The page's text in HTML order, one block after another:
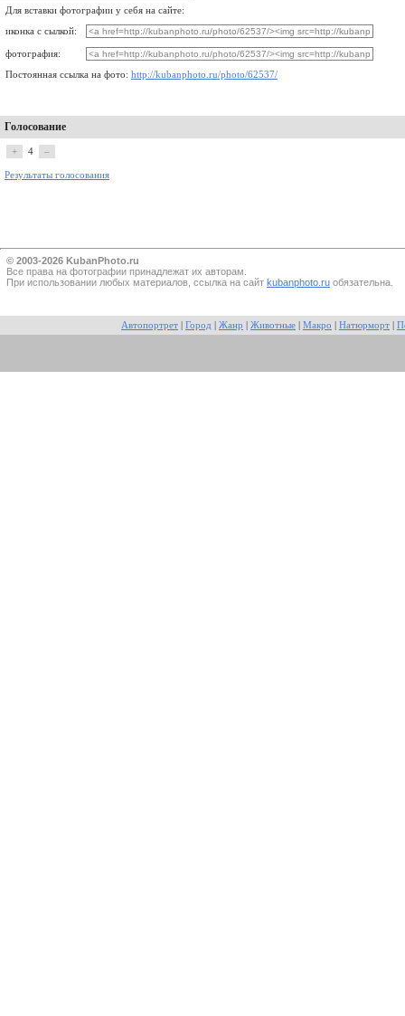
Для вставки фотографии у себя на сайте:
иконка с сылкой:
фотография:
Постоянная ссылка на фото: http://kubanphoto.ru/photo/62537/
Голосование
+ 4 –
Результаты голосования
© 2003-2026 KubanPhoto.ru
Все прaва на фотографии принадлежат их авторам.
При использовании любых материалов, ссылка на сайт kubanphoto.ru обязательна.
Автопортрет Город Жанр Животные Макро Натюрморт